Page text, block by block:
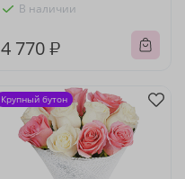
В наличии
4 770 ₽
Крупный бутон